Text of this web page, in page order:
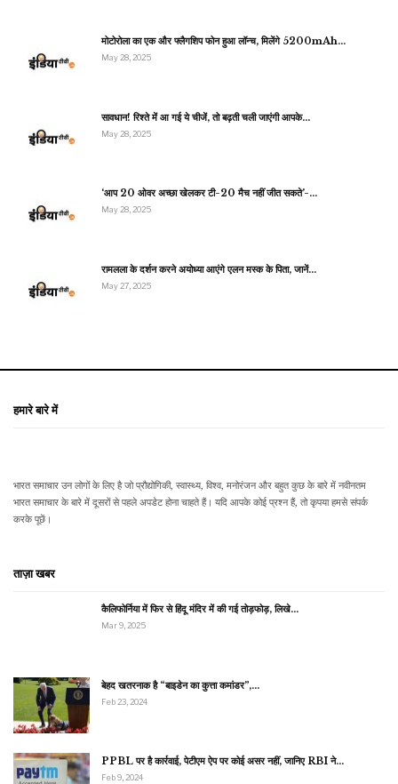
मोटोरोला का एक और फ्लैगशिप फोन हुआ लॉन्च, मिलेंगे 5200mAh…
May 28, 2025
सावधान! रिश्ते में आ गई ये चीजें, तो बढ़ती चली जाएंगी आपके…
May 28, 2025
‘आप 20 ओवर अच्छा खेलकर टी-20 मैच नहीं जीत सकते’-…
May 28, 2025
रामलला के दर्शन करने अयोध्या आएंगे एलन मस्क के पिता, जानें…
May 27, 2025
हमारे बारे में
भारत समाचार उन लोगों के लिए है जो प्रौद्योगिकी, स्वास्थ्य, विश्व, मनोरंजन और बहुत कुछ के बारे में नवीनतम
भारत समाचार के बारे में दूसरों से पहले अपडेट होना चाहते हैं। यदि आपके कोई प्रश्न हैं, तो कृपया हमसे संपर्क
करके पूछें।
ताज़ा खबर
कैलिफोर्निया में फिर से हिंदू मंदिर में की गई तोड़फोड़, लिखे…
Mar 9, 2025
बेहद खतरनाक है “बाइडेन का कुत्ता कमांडर”,…
Feb 23, 2024
PPBL पर है कार्रवाई, पेटीएम ऐप पर कोई असर नहीं, जानिए RBI ने…
Feb 9, 2024